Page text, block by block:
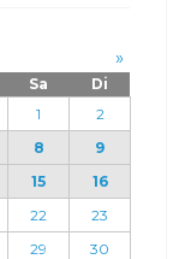
»
Sa
Di
1
2
8
9
15
16
22
23
29
30